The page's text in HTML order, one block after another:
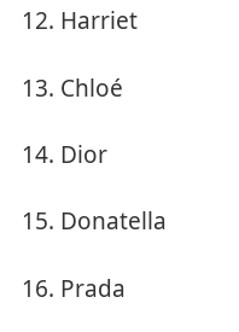
Harriet
Chloé
Dior
Donatella
Prada